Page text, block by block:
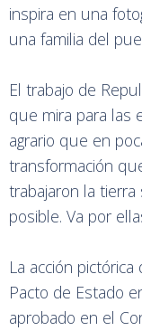
inspira en una
una familia del
El trabajo de
que mira para las
agrario que en
transformación
trabajaron la
posible. Va por
La acción
Pacto de Estado
aprobado en el